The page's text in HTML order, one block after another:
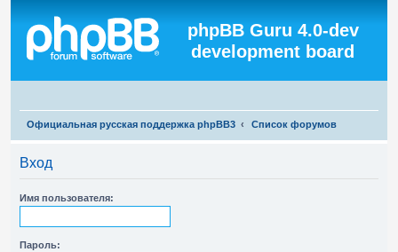
phpBB Guru 4.0-dev
development board
Официальная русская поддержка phpBB3 Список форумов
Вход
Имя пользователя:
Пароль: